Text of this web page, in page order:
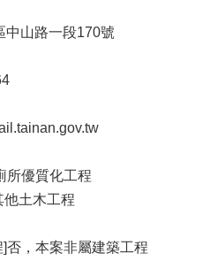
中山路一段170號
所優質化工程
他土木工程
否，本案非屬建築工程